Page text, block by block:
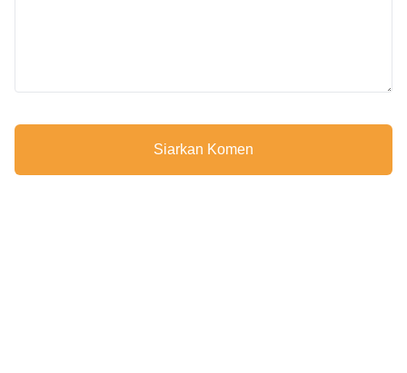
Siarkan Komen